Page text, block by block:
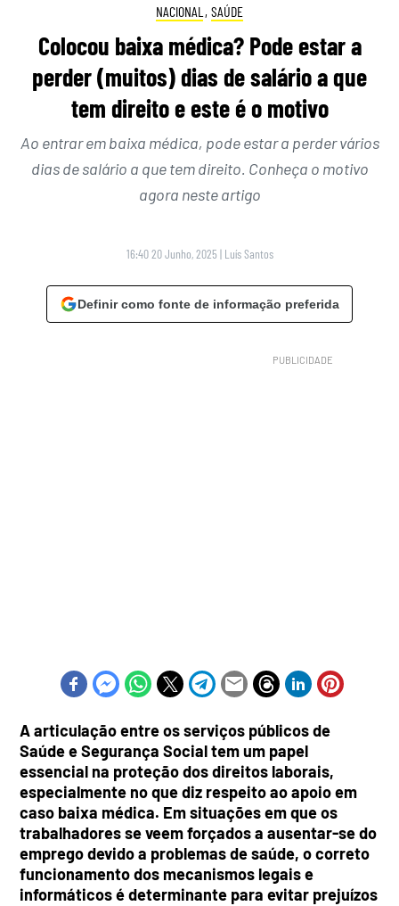
NACIONAL , SAÚDE
Colocou baixa médica? Pode estar a
perder (muitos) dias de salário a que
tem direito e este é o motivo
Ao entrar em baixa médica, pode estar a perder vários
dias de salário a que tem direito. Conheça o motivo
agora neste artigo
16:40 20 Junho, 2025 | Luís Santos
Definir como fonte de informação preferida
A articulação entre os serviços públicos de
Saúde e Segurança Social tem um papel
essencial na proteção dos direitos laborais,
especialmente no que diz respeito ao apoio em
caso baixa médica. Em situações em que os
trabalhadores se veem forçados a ausentar-se do
emprego devido a problemas de saúde, o correto
funcionamento dos mecanismos legais e
informáticos é determinante para evitar prejuízos